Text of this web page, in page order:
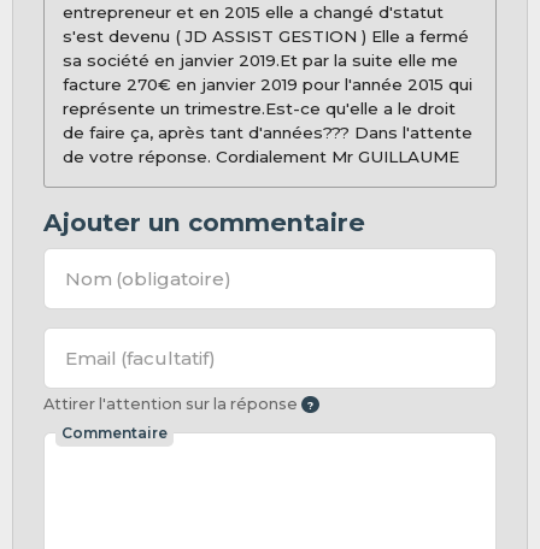
entrepreneur et en 2015 elle a changé d'statut
s'est devenu ( JD ASSIST GESTION ) Elle a fermé
sa société en janvier 2019.Et par la suite elle me
facture 270€ en janvier 2019 pour l'année 2015 qui
représente un trimestre.Est-ce qu'elle a le droit
de faire ça, après tant d'années??? Dans l'attente
de votre réponse. Cordialement Mr GUILLAUME
Ajouter un commentaire
Nom (obligatoire)
Email (facultatif)
Attirer l'attention sur la réponse
Commentaire